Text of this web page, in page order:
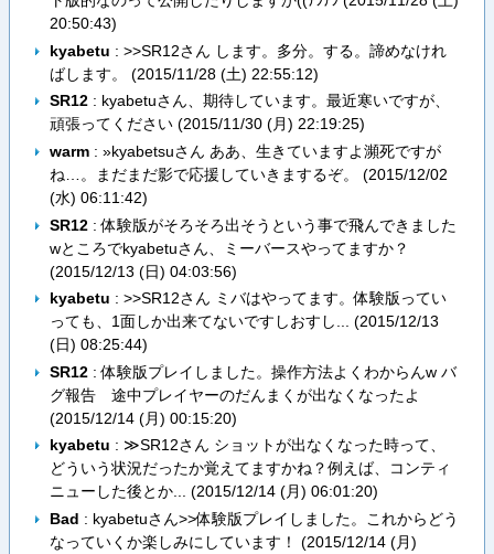
20:50:43)
kyabetu : >>SR12さん します。多分。する。諦めなけれ
ばします。 (2015/11/28 (土) 22:55:12)
SR12: kyabetuさん、期待しています。最近寒いですが、
頑張ってください (2015/11/30 (月) 22:19:25)
warm: »kyabetsuさん ああ、生きていますよ瀕死ですが
ね…。まだまだ影で応援していきまするぞ。 (2015/12/02
(水) 06:11:42)
SR12: 体験版がそろそろ出そうという事で飛んできました
wところでkyabetuさん、ミーバースやってますか？
(2015/12/13 (日) 04:03:56)
kyabetu : >>SR12さん ミバはやってます。体験版ってい
っても、1面しか出来てないですしおすし... (2015/12/13
(日) 08:25:44)
SR12: 体験版プレイしました。操作方法よくわからんw バ
グ報告 途中プレイヤーのだんまくが出なくなったよ
(2015/12/14 (月) 00:15:20)
kyabetu : ≫SR12さん ショットが出なくなった時って、
どういう状況だったか覚えてますかね？例えば、コンティ
ニューした後とか... (2015/12/14 (月) 06:01:20)
Bad : kyabetuさん>>体験版プレイしました。これからどう
なっていくか楽しみにしています！ (2015/12/14 (月)